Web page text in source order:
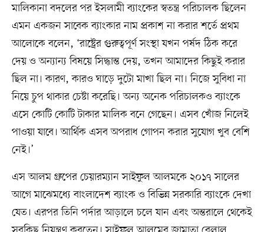
মালিকানা বদলের পর ইসলামী ব্যাংকের স্বতন্ত্র পরিচালক ছিলেন
এমন একজন সাবেক ব্যাংকার নাম প্রকাশ না করার শর্তে প্রথম
আলোকে বলেন, ‘রাষ্ট্রের গুরুত্বপূর্ণ সংস্থা যখন পর্ষদ ঠিক করে
দেয় ও অন্যান্য বিষয়ে সিদ্ধান্ত দেয়, তখন আমাদের কিছুই করার
ছিল না। কারণ, কারও ঘাড়ে দুটো মাখা ছিল না। নিজে সুবিধা না
নিয়ে চুপ থাকার চেষ্টা করেছি। অন্য অনেক পরিচালকও ব্যাংকে
এসে কোটি কোটি টাকার মালিক বনে গেছেন। এসব খোঁজ নিলেই
পাওয়া যাবে। আর্থিক এসব অপরাধ গোপন করার সুযোগ খুব বেশি
নেই।’
এস আলম গ্রুপের চেয়ারম্যান সাইফুল আলমকে ২০১৭ সালের
আগে মাঝেমধ্যে বাংলাদেশ ব্যাংক ও বিভিন্ন সরকারি ব্যাংকে দেখা
যেত। এরপর তিনি পর্দার আড়ালে চলে যান এবং অন্তরালে থেকেই